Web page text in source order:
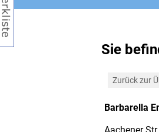
Sie
Zurück zur
Barbarella